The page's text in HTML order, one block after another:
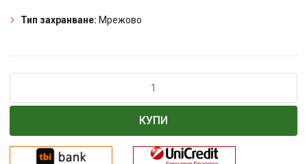
Тип захранване: Мрежово
Помпа
мръсна
КУПИ